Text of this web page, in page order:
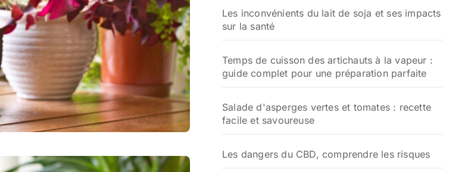
Les inconvénients du lait de soja et ses impacts
sur la santé
Temps de cuisson des artichauts à la vapeur :
guide complet pour une préparation parfaite
Salade d'asperges vertes et tomates : recette
facile et savoureuse
Les dangers du CBD, comprendre les risques